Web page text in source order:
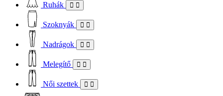
Ruhák
Szoknyák
Nadrágok
Melegítő
Női szettek